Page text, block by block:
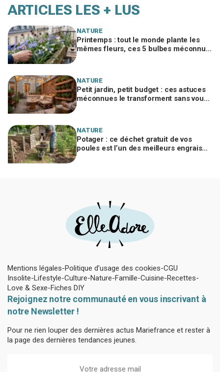
ARTICLES LES + LUS
NATURE
Printemps : tout le monde plante les
mêmes fleurs, ces 5 bulbes méconnus
NATURE
Petit jardin, petit budget : ces astuces
méconnues le transforment sans vous
NATURE
Potager : ce déchet gratuit de vos
poules est l’un des meilleurs engrais
Mentions légales Politique d’usage des cookies CGU
Insolite Lifestyle Culture Nature Famille Cuisine Recettes
Love & Sexe Fiches DIY
Rejoignez notre communauté en vous inscrivant à
notre Newsletter !
Pour ne rien louper des dernières actus Mariefrance et rester à
la page des dernières tendances jeunes.